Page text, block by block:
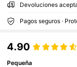
Devoluciones
Pagos seguros ·
4.90
Pequeña